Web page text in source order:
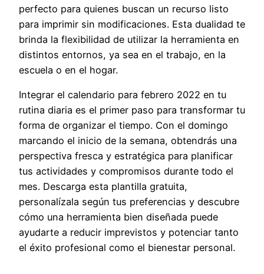
perfecto para quienes buscan un recurso listo
para imprimir sin modificaciones. Esta dualidad te
brinda la flexibilidad de utilizar la herramienta en
distintos entornos, ya sea en el trabajo, en la
escuela o en el hogar.
Integrar el calendario para febrero 2022 en tu
rutina diaria es el primer paso para transformar tu
forma de organizar el tiempo. Con el domingo
marcando el inicio de la semana, obtendrás una
perspectiva fresca y estratégica para planificar
tus actividades y compromisos durante todo el
mes. Descarga esta plantilla gratuita,
personalízala según tus preferencias y descubre
cómo una herramienta bien diseñada puede
ayudarte a reducir imprevistos y potenciar tanto
el éxito profesional como el bienestar personal.